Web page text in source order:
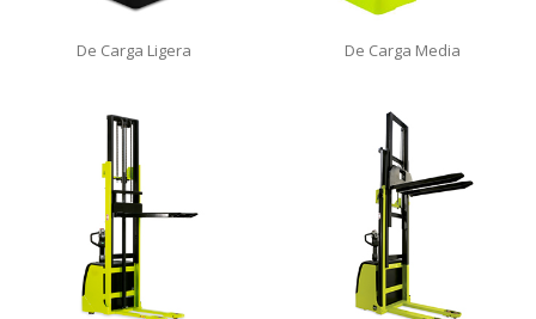
De Carga Ligera De Carga Media